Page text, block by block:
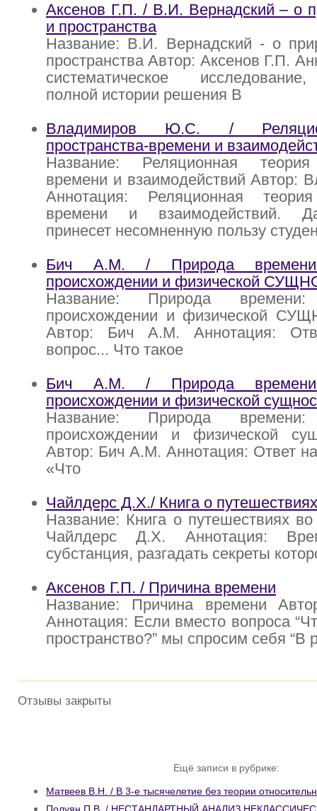
Аксенов Г.П. / В.И. Вернадский – о
и пространства
Название: В.И. Вернадский - о
пространства Автор: Аксенов Г.П.
систематическое
полной истории решения В
Владимиров Ю.С. /
пространства-времени и
Название: Реляционная теория
времени и взаимодействий Автор:
Аннотация: Реляционная теория
времени и взаимодействий.
принесет несомненную пользу
Бич А.М. / Природа
происхождении и физической
Название: Природа
происхождении и физической
Автор: Бич А.М. Аннотация:
вопрос... Что такое
Бич A.M. / Природа
происхождении и физической
Название: Природа
происхождении и физической
Автор: Бич A.M. Аннотация: Ответ
«Что
Чайлдерс Д.Х./ Книга о
Название: Книга о путешествиях
Чайлдерс Д.Х. Аннотация:
субстанция, разгадать секреты
Аксенов Г.П. / Причина времени
Название: Причина времени
Аннотация: Если вместо вопроса
пространство?” мы спросим себя “В
Отзывы закрыты
Ещё записи в рубрике:
Матвеев В.Н. / В 3-е тысячелетие без теории
Полуян П.В. / НЕСТАНДАРТНЫЙ АНАЛИЗ